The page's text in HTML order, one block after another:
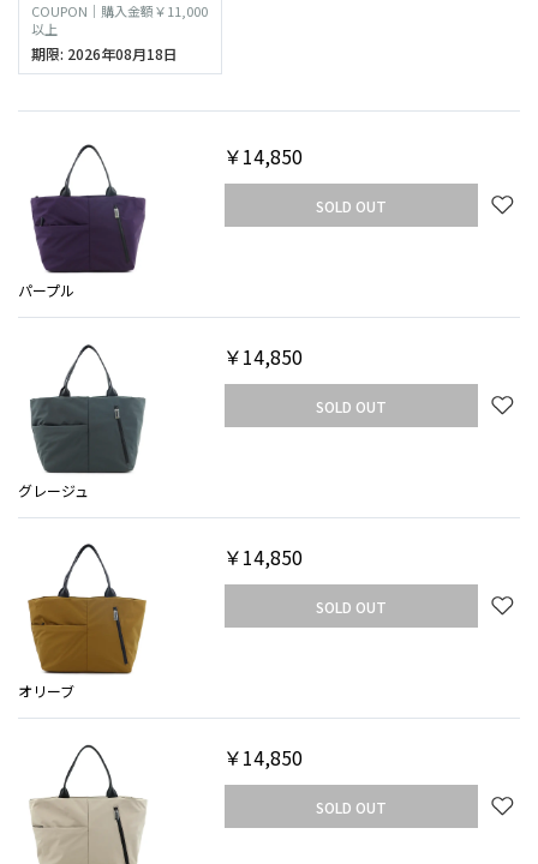
COUPON｜購入金額￥11,000
以上
期限: 2026年08月18日
パープル
￥14,850
SOLD OUT
グレージュ
￥14,850
SOLD OUT
オリーブ
￥14,850
SOLD OUT
￥14,850
SOLD OUT